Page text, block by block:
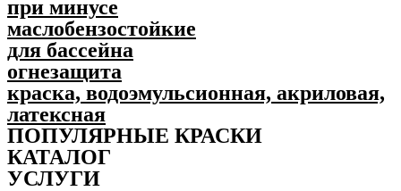
при минусе
маслобензостойкие
для бассейна
огнезащита
краска, водоэмульсионная, акриловая,
латексная
ПОПУЛЯPНЫЕ КРАСКИ
КАТАЛОГ
УСЛУГИ